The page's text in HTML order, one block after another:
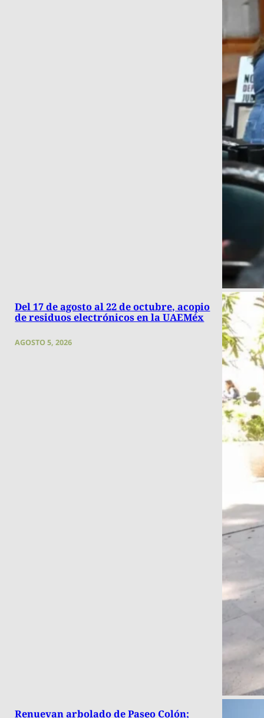
Del 17 de agosto al 22 de octubre, acopio
de residuos electrónicos en la UAEMéx
AGOSTO 5, 2026
Renuevan arbolado de Paseo Colón;